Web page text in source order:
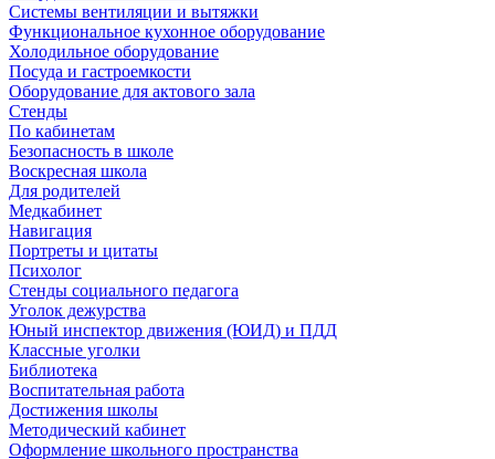
Системы вентиляции и вытяжки
Функциональное кухонное оборудование
Холодильное оборудование
Посуда и гастроемкости
Оборудование для актового зала
Стенды
По кабинетам
Безопасность в школе
Воскресная школа
Для родителей
Медкабинет
Навигация
Портреты и цитаты
Психолог
Стенды социального педагога
Уголок дежурства
Юный инспектор движения (ЮИД) и ПДД
Классные уголки
Библиотека
Воспитательная работа
Достижения школы
Методический кабинет
Оформление школьного пространства